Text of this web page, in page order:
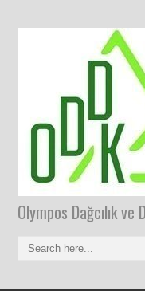
Olympos Dağcılık ve